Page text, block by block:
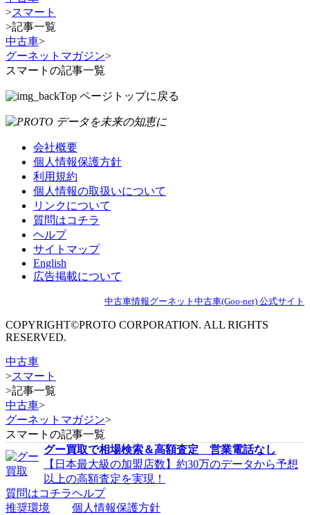
>スマート
>記事一覧
中古車>
グーネットマガジン>
スマートの記事一覧
ページトップに戻る
会社概要
個人情報保護方針
利用規約
個人情報の取扱いについて
リンクについて
質問はコチラ
ヘルプ
サイトマップ
English
広告掲載について
中古車情報グーネット中古車(Goo-net) 公式サイト
COPYRIGHT©PROTO CORPORATION. ALL RIGHTS
RESERVED.
中古車
>スマート
>記事一覧
中古車>
グーネットマガジン>
スマートの記事一覧
グー買取で相場検索＆高額査定 営業電話なし
【日本最大級の加盟店数】約30万のデータから予想
以上の高額査定を実現！
質問はコチラヘルプ
推奨環境
個人情報保護方針